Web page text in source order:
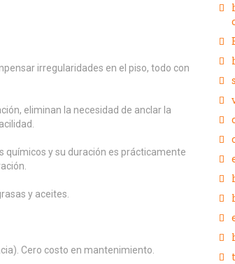
irregularidades en el piso, todo con
eliminan la necesidad de anclar la
químicos y su duración es prácticamente
y aceites.
Cero costo en mantenimiento.